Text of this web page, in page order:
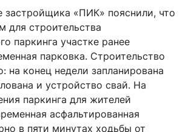
застройщика «ПИК» пояснили, что
для строительства
паркинга участке ранее
парковка. Строительство
на конец недели запланирована
и устройство свай. На
паркинга для жителей
асфальтированная
в пяти минутах ходьбы от